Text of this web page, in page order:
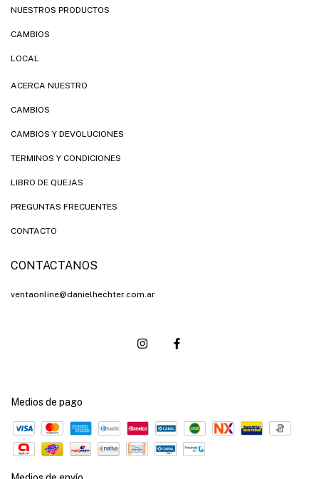
NUESTROS PRODUCTOS
CAMBIOS
LOCAL
ACERCA NUESTRO
CAMBIOS
CAMBIOS Y DEVOLUCIONES
TERMINOS Y CONDICIONES
LIBRO DE QUEJAS
PREGUNTAS FRECUENTES
CONTACTO
CONTACTANOS
ventaonline@danielhechter.com.ar
Medios de pago